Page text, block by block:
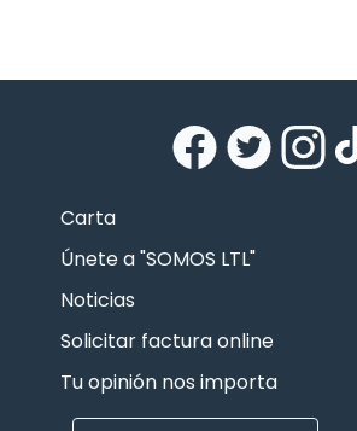
Carta
Únete a "SOMOS LTL"
Noticias
Solicitar factura online
Tu opinión nos importa